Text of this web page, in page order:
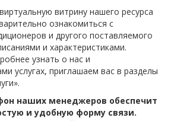
витрину нашего ресурса
ознакомиться с
и другого поставляемого
и характеристиками.
узнать о нас и
услугах, приглашаем вас в разделы
наших менеджеров обеспечит
и удобную форму связи.